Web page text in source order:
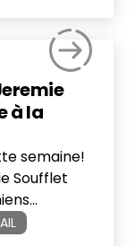
à la
semaine!
Soufflet
coup de